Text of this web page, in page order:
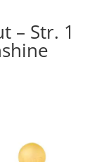
– Str. 1